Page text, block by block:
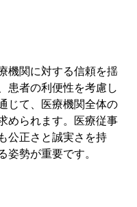
機関に対する信頼を揺
患者の利便性を考慮し
じて、医療機関全体の
められます。医療従事
公正さと誠実さを持
勢が重要です。